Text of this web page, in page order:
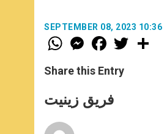
SEPTEMBER 08, 2023 10:36
W
h
t
s
p
p
M
e
s
e
g
e
F
a
e
b
o
k
w
Share this Entry
فريق زينيت